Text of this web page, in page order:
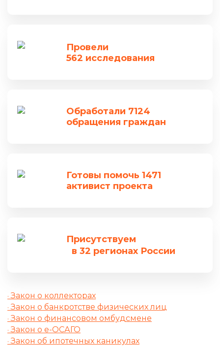
Провели
562 исследования
Обработали 7124
обращения граждан
Готовы помочь 1471
активист проекта
Присутствуем
в 32 регионах России
Закон о коллекторах
Закон о банкротстве физических лиц
Закон о финансовом омбудсмене
Закон о е-ОСАГО
Закон об ипотечных каникулах